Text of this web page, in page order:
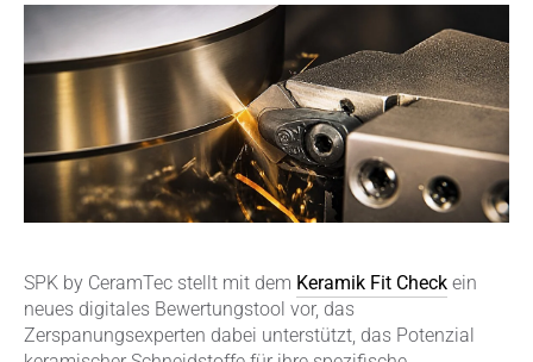
SPK by CeramTec stellt mit dem Keramik Fit Check ein
neues digitales Bewertungstool vor, das
Zerspanungsexperten dabei unterstützt, das Potenzial